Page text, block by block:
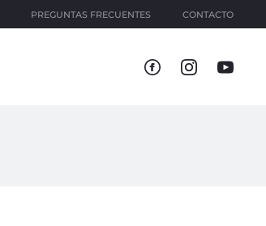
PREGUNTAS FRECUENTES CONTACTO